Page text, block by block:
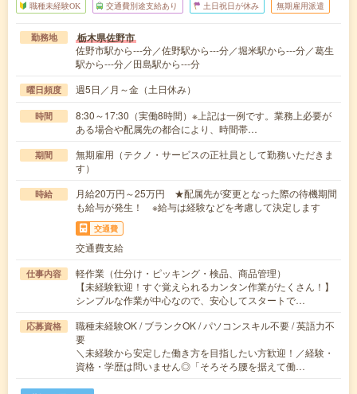
職種未経験OK 交通費別途支給あり 土日祝日が休み 無期雇用派遣
勤務地 栃木県佐野市
佐野市駅から---分／佐野駅から---分／堀米駅から---分／葛生
駅から---分／田島駅から---分
曜日頻度 週5日／月～金（土日休み）
時間
8:30～17:30（実働8時間）※上記は一例です。業務上必要が
ある場合や配属先の都合により、時間帯…
期間
無期雇用（テクノ・サービスの正社員として勤務いただきま
す）
時給
月給20万円～25万円 ★配属先が変更となった際の待機期間
も給与が発生！ ※給与は経験などを考慮して決定します
交通費
交通費支給
仕事内容
軽作業（仕分け・ピッキング・検品、商品管理）
【未経験歓迎！すぐ覚えられるカンタン作業がたくさん！】
シンプルな作業が中心なので、安心してスタートで…
応募資格
職種未経験OK / ブランクOK / パソコンスキル不要 / 英語力不
要
＼未経験から安定した働き方を目指したい方歓迎！／経験・
資格・学歴は問いません◎「そろそろ腰を据えて働…